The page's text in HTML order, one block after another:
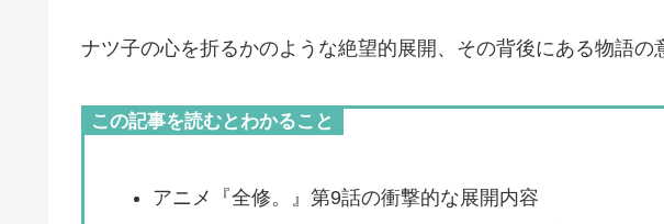
ナツ子の心を折るかのような絶望的展開、その背後にある物語の
この記事を読むとわかること
アニメ『全修。』第9話の衝撃的な展開内容